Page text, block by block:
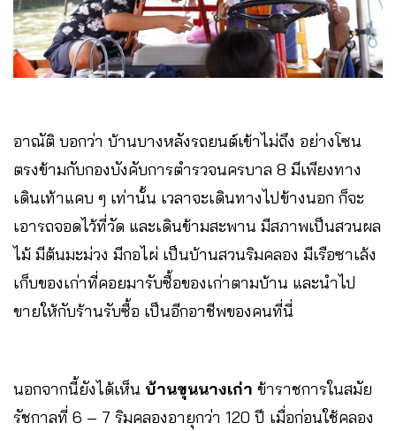
อาณัติ บอกว่า บ้านบางหลังรถยนต์เข้าไม่ถึง อย่างโซน
ตรงข้ามกับกองบังคับการตำรวจนครบาล 8 มีเพียงทาง
เดินเท้าแคบ ๆ เท่านั้น เวลาจะเดินทางไปข้างนอก ก็จะ
เอารถจอดไว้ที่วัด และเดินข้ามสะพาน มีสภาพเป็นสวนผล
ไม้ มีต้นมะม่วง มีกอไผ่ เป็นบ้านสวนริมคลอง มีเรือซาเล้ง
เก็บของเก่าที่คอยมารับซื้อของเก่าตามบ้าน และนำไป
ขายให้กับร้านรับซื้อ เป็นอีกอาชีพของคนที่นี่
นอกจากนี้ยังได้เห็น บ้านขุนนางเก่า ข้าราชการในสมัย
รัชกาลที่ 6 – 7 ริมคลองอายุกว่า 120 ปี เมื่อก่อนใช้คลอง